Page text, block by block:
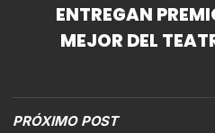
ENTREGAN
MEJOR DEL
PRÓXIMO POST